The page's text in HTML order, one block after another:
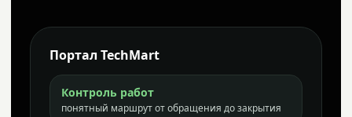
Портал TechMart
Контроль работ
понятный маршрут от обращения до закрытия